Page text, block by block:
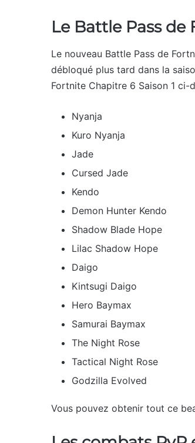
Le Battle Pass de
Le nouveau Battle Pass de
débloqué plus tard dans la
Fortnite Chapitre 6 Saison 1 ci-
Nyanja
Kuro Nyanja
Jade
Cursed Jade
Kendo
Demon Hunter Kendo
Shadow Blade Hope
Lilac Shadow Hope
Daigo
Kintsugi Daigo
Hero Baymax
Samurai Baymax
The Night Rose
Tactical Night Rose
Godzilla Evolved
Vous pouvez obtenir tout ce